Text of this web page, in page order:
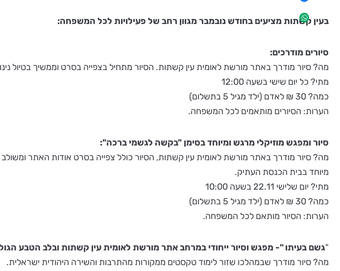
בעין קשתות מציעים בחודש נובמבר מגוון רחב של פעילויות לכל המשפחה:
סיורים מודרכים:
מה? סיור מודרך באתר מורשת לאומית עין קשתות. הסיור מתחיל בצפייה בסרט וממשיך בטיול
מתי? כל יום שישי בשעה 12:00
כמה? 30 ₪ לאדם (ילד מגיל 5 בתשלום)
הערות: הסיורים מותאמים לכל המשפחה.
סיור ומפגש מוזיקלי מרגש ומיוחד בסימן "בקשה לגשמי ברכה":
מה? סיור מודרך באתר מורשת לאומית עין קשתות, הסיור כולל צפייה בסרט אודות האתר
מיוחד בבית הכנסת העתיק.
מתי? יום שלישי 22.11 בשעה 10:00
כמה? 30 ₪ לאדם (ילד מגיל 5 בתשלום)
הערות: הסיור מותאם לכל המשפחה.
"גשם בעיתו "- מפגש וסיור ייחודי במרחב אתר מורשת לאומית עין קשתות ובלב הטבע
מה? סיור מודרך שבמהלכו שזור לימוד טקסטים ממקורות מהתרבות והשירה היהודית ישראלית.